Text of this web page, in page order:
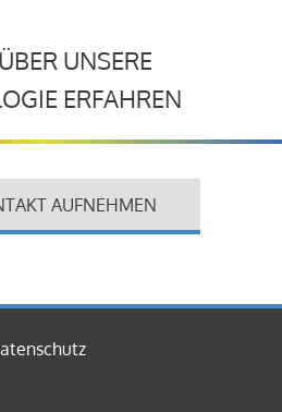
UNSERE
ERFAHREN
AUFNEHMEN